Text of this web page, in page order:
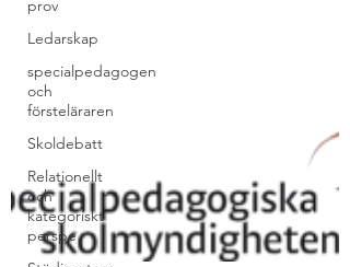
prov
Ledarskap
specialpedagogen
och
försteläraren
Skoldebatt
Relationellt
och
kategoriskt
perspe